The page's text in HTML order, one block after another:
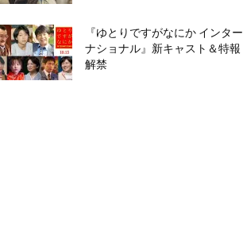
『ゆとりですがなにか インター
ナショナル』新キャスト＆特報
解禁